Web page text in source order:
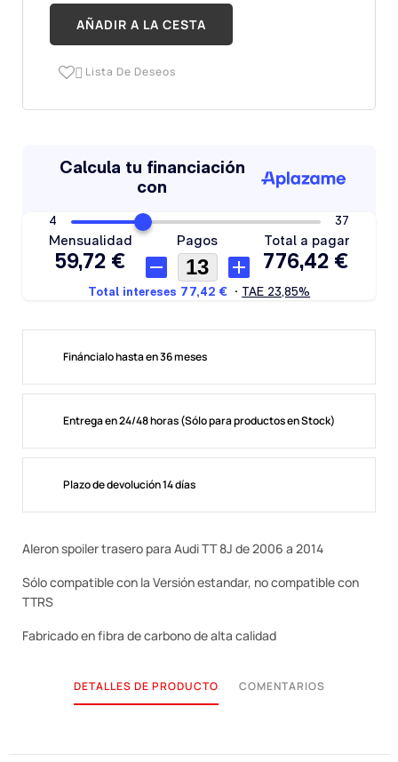
AÑADIR A LA CESTA
 Lista De Deseos
Fináncialo hasta en 36 meses
Entrega en 24/48 horas (Sólo para productos en Stock)
Plazo de devolución 14 días
Aleron spoiler trasero para Audi TT 8J de 2006 a 2014
Sólo compatible con la Versión estandar, no compatible con
TTRS
Fabricado en fibra de carbono de alta calidad
DETALLES DE PRODUCTO COMENTARIOS